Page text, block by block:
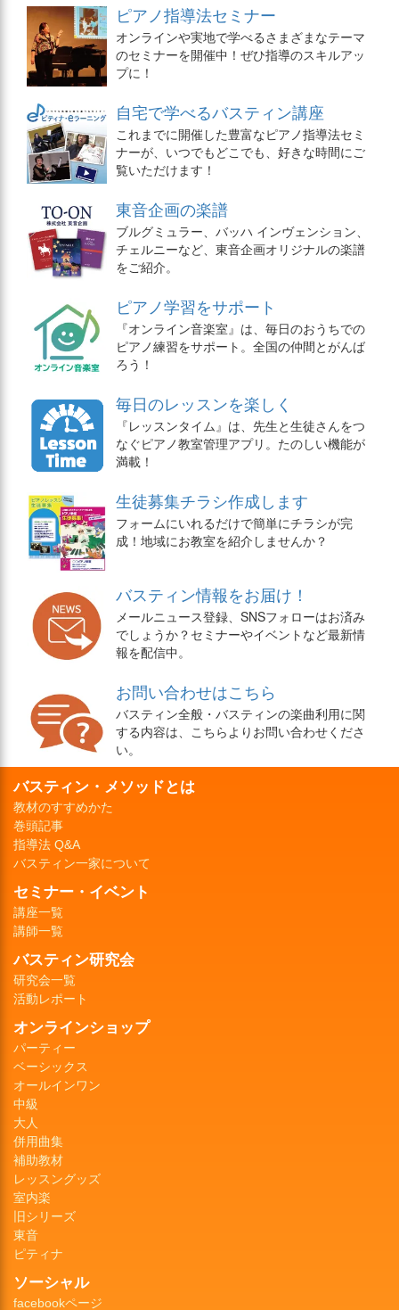
ピアノ指導法セミナー
オンラインや実地で学べるさまざまなテーマ
のセミナーを開催中！ぜひ指導のスキルアッ
プに！
自宅で学べるバスティン講座
これまでに開催した豊富なピアノ指導法セミ
ナーが、いつでもどこでも、好きな時間にご
覧いただけます！
東音企画の楽譜
ブルグミュラー、バッハ インヴェンション、
チェルニーなど、東音企画オリジナルの楽譜
をご紹介。
ピアノ学習をサポート
『オンライン音楽室』は、毎日のおうちでの
ピアノ練習をサポート。全国の仲間とがんば
ろう！
毎日のレッスンを楽しく
『レッスンタイム』は、先生と生徒さんをつ
なぐピアノ教室管理アプリ。たのしい機能が
満載！
生徒募集チラシ作成します
フォームにいれるだけで簡単にチラシが完
成！地域にお教室を紹介しませんか？
バスティン情報をお届け！
メールニュース登録、SNSフォローはお済み
でしょうか？セミナーやイベントなど最新情
報を配信中。
お問い合わせはこちら
バスティン全般・バスティンの楽曲利用に関
する内容は、こちらよりお問い合わせくださ
い。
バスティン・メソッドとは
教材のすすめかた
巻頭記事
指導法 Q&A
バスティン一家について
セミナー・イベント
講座一覧
講師一覧
バスティン研究会
研究会一覧
活動レポート
オンラインショップ
パーティー
ベーシックス
オールインワン
中級
大人
併用曲集
補助教材
レッスングッズ
室内楽
旧シリーズ
東音
ピティナ
ソーシャル
facebookページ